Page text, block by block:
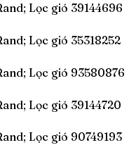
Lọc gió 39144696
Lọc gió 35318252
Lọc gió 93580876
Lọc gió 39144720
Lọc gió 90749193